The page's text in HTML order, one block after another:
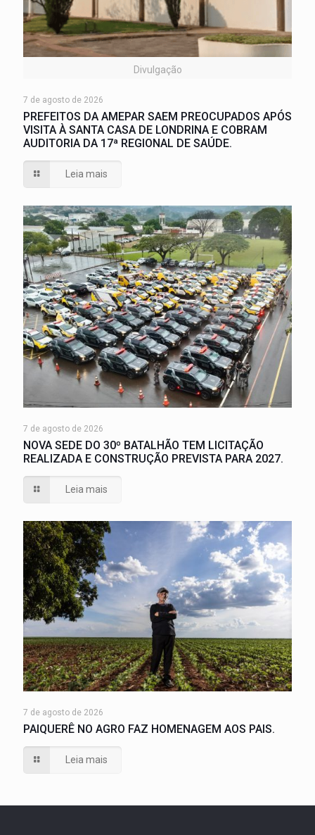
Divulgação
7 de agosto de 2026
PREFEITOS DA AMEPAR SAEM PREOCUPADOS APÓS
VISITA À SANTA CASA DE LONDRINA E COBRAM
AUDITORIA DA 17ª REGIONAL DE SAÚDE.
Leia mais
7 de agosto de 2026
NOVA SEDE DO 30º BATALHÃO TEM LICITAÇÃO
REALIZADA E CONSTRUÇÃO PREVISTA PARA 2027.
Leia mais
7 de agosto de 2026
PAIQUERÊ NO AGRO FAZ HOMENAGEM AOS PAIS.
Leia mais